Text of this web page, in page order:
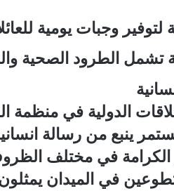
لتوفير وجبات يومية
تشمل الطرود الصحية
الدولية في منظمة
ينبع من رسالة
الكرامة في مختلف
في الميدان يمثلون